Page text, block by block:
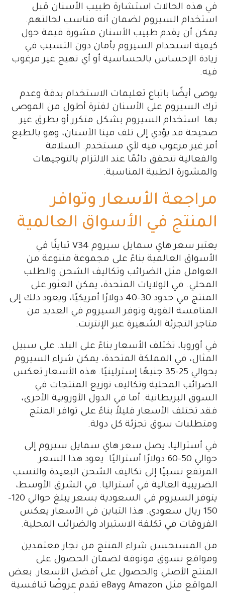
في هذه الحالات استشارة طبيب الأسنان قبل
استخدام السيروم لضمان أنه مناسب لحالتهم.
يمكن أن يقدم طبيب الأسنان مشورة قيمة حول
كيفية استخدام السيروم بأمان دون التسبب في
زيادة الإحساس بالحساسية أو أي تهيج غير مرغوب
فيه.
يوصى أيضًا باتباع تعليمات الاستخدام بدقة وعدم
ترك السيروم على الأسنان لفترة أطول من الموصى
بها. استخدام السيروم بشكل متكرر أو بطرق غير
صحيحة قد يؤدي إلى تلف مينا الأسنان، وهو بالطبع
أمر غير مرغوب فيه لأي مستخدم. السلامة
والفعالية تتحقق دائمًا عند الالتزام بالتوجيهات
والمشورة الطبية المناسبة.
مراجعة الأسعار وتوافر
المنتج في الأسواق العالمية
يعتبر سعر هاي سمايل سيروم V34 تباينًا في
الأسواق العالمية بناءً على مجموعة متنوعة من
العوامل مثل الضرائب وتكاليف الشحن والطلب
المحلي. في الولايات المتحدة، يمكن العثور على
المنتج في حدود 30-40 دولارًا أمريكيًا، ويعود ذلك إلى
المنافسة القوية وتوفر السيروم في العديد من
متاجر التجزئة الشهيرة عبر الإنترنت.
في أوروبا، تختلف الأسعار بناءً على البلد. على سبيل
المثال، في المملكة المتحدة، يمكن شراء السيروم
بحوالي 25-35 جنيهًا إسترلينيًا. هذه الأسعار تعكس
الضرائب المحلية وتكاليف توزيع المنتجات في
السوق البريطانية. أما في الدول الأوروبية الأخرى،
فقد تختلف الأسعار قليلاً بناءً على توافر المنتج
ومتطلبات سوق تجزئة كل دولة.
في أستراليا، يصل سعر هاي سمايل سيروم إلى
حوالي 50-60 دولارًا أستراليًا. يعود هذا السعر
المرتفع نسبيًا إلى تكاليف الشحن البعيدة والنسب
الضريبية العالية في أستراليا. في الشرق الأوسط،
يتوفر السيروم في السعودية بسعر يبلغ حوالي 120-
150 ريال سعودي. هذا التباين في الأسعار يعكس
الفروقات في تكلفة الاستيراد والضرائب المحلية.
من المستحسن شراء المنتج من تجار معتمدين
ومواقع تسوق موثوقة لضمان الحصول على
المنتج الأصلي والحصول على أفضل الأسعار. بعض
المواقع مثل Amazon وeBay تقدم عروضًا تنافسية